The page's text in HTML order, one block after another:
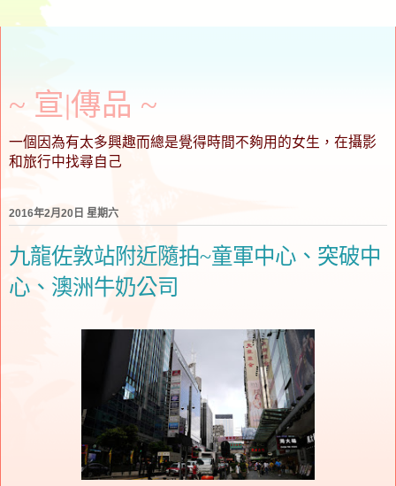
~ 宣∣傳品 ~
一個因為有太多興趣而總是覺得時間不夠用的女生，在攝影
和旅行中找尋自己
2016年2月20日 星期六
九龍佐敦站附近隨拍~童軍中心、突破中
心、澳洲牛奶公司